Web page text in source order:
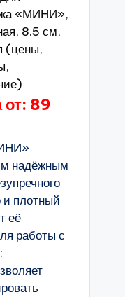
«МИНИ»,
8.5 см,
(цены,
от: 89
надёжным
и плотный
её
работы с